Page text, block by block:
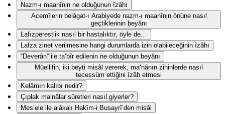
Nazm-ı maanînin ne olduğunun îzâhı
Acemîlerin belâgat-ı Arabiyede nazm-ı maanînin önüne nasıl
geçtiklerinin beyânı
Lafızperestlik nasıl bir hastalıktır, öyle de…
Lafza zinet verilmesine hangi durumlarda izin olabileceğinin îzâhı
“Deverân” ile ta‘bîr edilenin ne olduğunun beyânı
Müellifin, iki beyti misâl vererek, ma‘nânın zihinlerde nasıl
tecessüm ettiğini îzâh etmesi
Kelâmın kalıbı nedir?
Çıplak ma‘nâlar sûretleri nasıl giyerler?
Mes’ele ile alâkalı Hakîm-i Busayrî’den misâl